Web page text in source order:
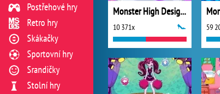
Monster High Design School Shoes
10 371x 59
Postřehové hry
Retro hry
Skákačky
Sportovní hry
Srandičky
Stolní hry